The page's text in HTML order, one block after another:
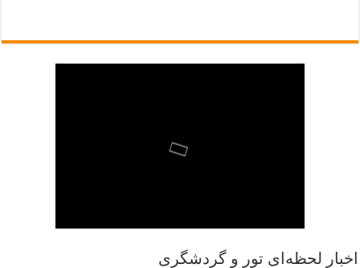
اخبار لحظه‌ای تور و گردشگری